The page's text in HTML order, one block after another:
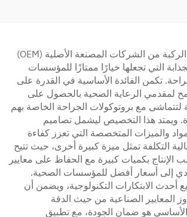
توفر أدوات جراحة الركبة من الشركات المصنعة الأصلية (OEM)
التي تجعلها خيارًا ممتازًا للمؤسسات
تكمن الفائدة الأساسية في القدرة على
لمقدمي الرعاية الصحية بالحصول على
مع بروتوكولات الجراحة الخاصة بهم
ويمتد هذا التخصيص ليشمل تصاميم
والميزات المتخصصة التي تعزز كفاءة
التكلفة تمثل ميزة كبيرة أخرى، حيث تتيح
بكميات كبيرة مع الحفاظ على معايير
إلى أسعار أفضل للمؤسسات الصحية.
أحدث الابتكارات التكنولوجية، ويضمن أن
المعايير الصناعية من حيث الدقة
الأساسي هو ضمان الجودة، مع تطبيق